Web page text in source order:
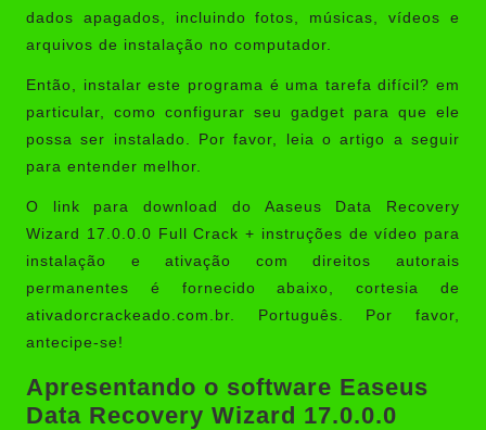
dados apagados, incluindo fotos, músicas, vídeos e
arquivos de instalação no computador.
Então, instalar este programa é uma tarefa difícil? em
particular, como configurar seu gadget para que ele
possa ser instalado. Por favor, leia o artigo a seguir
para entender melhor.
O link para download do Aaseus Data Recovery
Wizard 17.0.0.0 Full Crack + instruções de vídeo para
instalação e ativação com direitos autorais
permanentes é fornecido abaixo, cortesia de
ativadorcrackeado.com.br. Português. Por favor,
antecipe-se!
Apresentando o software Easeus
Data Recovery Wizard 17.0.0.0